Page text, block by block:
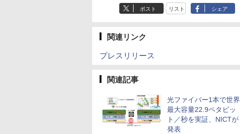
ポスト リスト シェア
関連リンク
プレスリリース
関連記事
光ファイバー1本で世界
最大容量22.9ペタビッ
ト／秒を実証、NICTが
発表